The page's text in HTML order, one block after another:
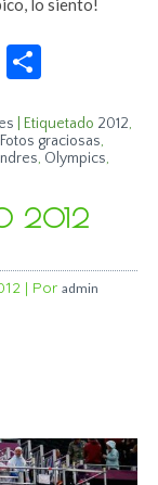
lo siento!
WhatsApp
Etiquetado 2012,
Fotos graciosas,
, Olympics,
2012
| Por admin